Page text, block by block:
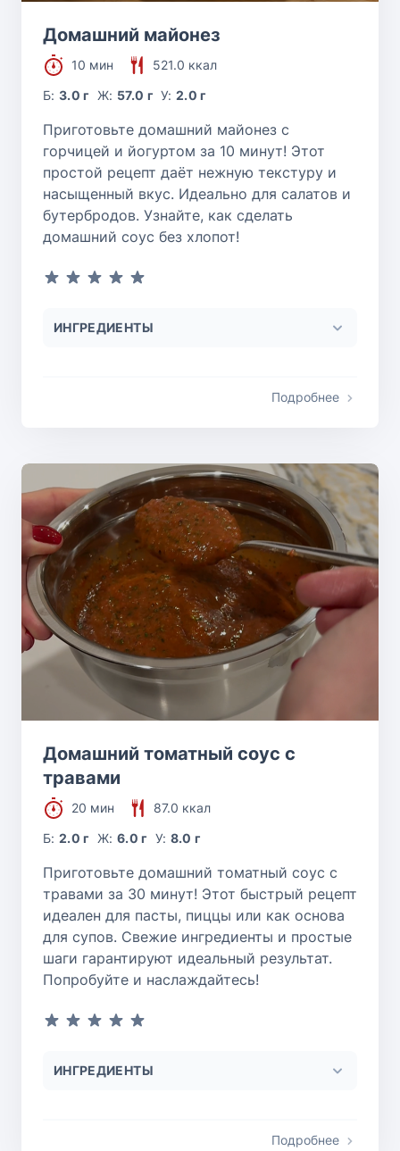
Домашний майонез
10 мин
521.0 ккал
Б:3.0 г Ж: 57.0 г У:2.0 г
Приготовьте домашний майонез с
горчицей и йогуртом за 10 минут! Этот
простой рецепт даёт нежную текстуру и
насыщенный вкус. Идеально для салатов и
бутербродов. Узнайте, как сделать
домашний соус без хлопот!
ИНГРЕДИЕНТЫ
Подробнее
Домашний томатный соус с
травами
20 мин
87.0 ккал
Б:2.0 г Ж: 6.0 г У: 8.0 г
Приготовьте домашний томатный соус с
травами за 30 минут! Этот быстрый рецепт
идеален для пасты, пиццы или как основа
для супов. Свежие ингредиенты и простые
шаги гарантируют идеальный результат.
Попробуйте и наслаждайтесь!
ИНГРЕДИЕНТЫ
Подробнее